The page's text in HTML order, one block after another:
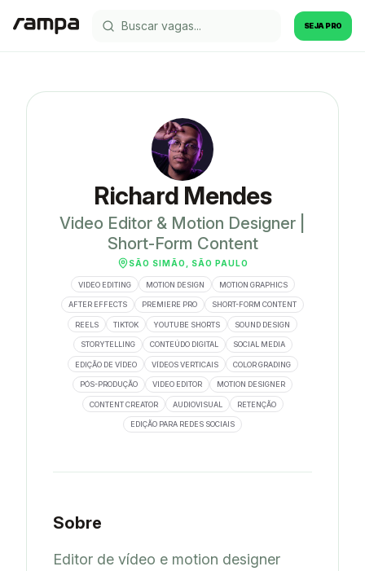
SEJA PRO
Richard Mendes
Video Editor & Motion Designer |
Short-Form Content
SÃO SIMÃO, SÃO PAULO
VIDEO EDITING MOTION DESIGN MOTION GRAPHICS
AFTER EFFECTS PREMIERE PRO SHORT-FORM CONTENT
REELS TIKTOK YOUTUBE SHORTS SOUND DESIGN
STORYTELLING CONTEÚDO DIGITAL SOCIAL MEDIA
EDIÇÃO DE VÍDEO VÍDEOS VERTICAIS COLOR GRADING
PÓS-PRODUÇÃO VIDEO EDITOR MOTION DESIGNER
CONTENT CREATOR AUDIOVISUAL RETENÇÃO
EDIÇÃO PARA REDES SOCIAIS
Sobre
Editor de vídeo e motion designer